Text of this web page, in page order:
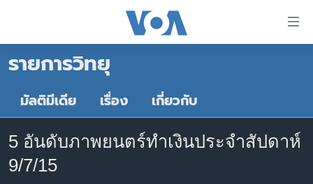
ต่อ
เนื้อหา
ข้าม
ไป
หน้าหลัก
โลก
เอเชีย
สหรัฐฯ
ไทย
รายการวิทยุ
มัลติมีเดีย เรื่อง เกี่ยวกับ
5 อันดับภาพยนตร์ทำเงินประจำสัปดาห์
9/7/15